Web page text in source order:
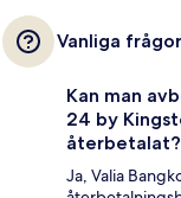
Vanliga
Kan man
24 by
återbetalat?
Ja, Valia